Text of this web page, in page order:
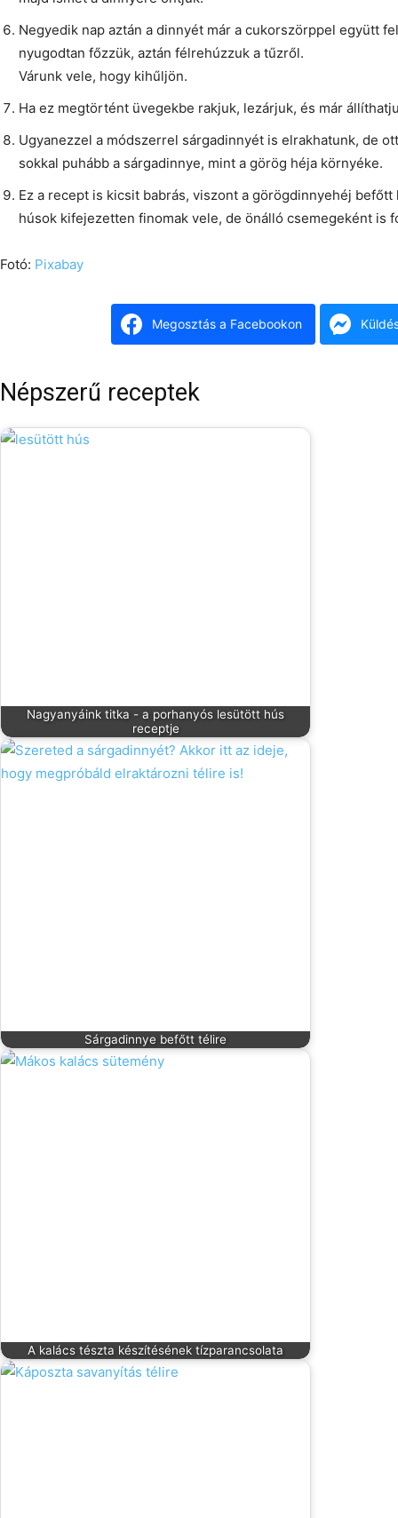
Negyedik nap aztán a dinnyét már a cukorszörppel együtt
nyugodtan főzzük, aztán félrehúzzuk a tűzről.
Várunk vele, hogy kihűljön.
Ha ez megtörtént üvegekbe rakjuk, lezárjuk, és már
Ugyanezzel a módszerrel sárgadinnyét is elrakhatunk, de
sokkal puhább a sárgadinnye, mint a görög héja környéke.
Ez a recept is kicsit babrás, viszont a görögdinnyehéj
húsok kifejezetten finomak vele, de önálló csemegeként is
Fotó: Pixabay
Megosztás a Facebookon
Népszerű receptek
Nagyanyáink titka - a porhanyós lesütött hús
receptje
Sárgadinnye befőtt télire
A kalács tészta készítésének tízparancsolata